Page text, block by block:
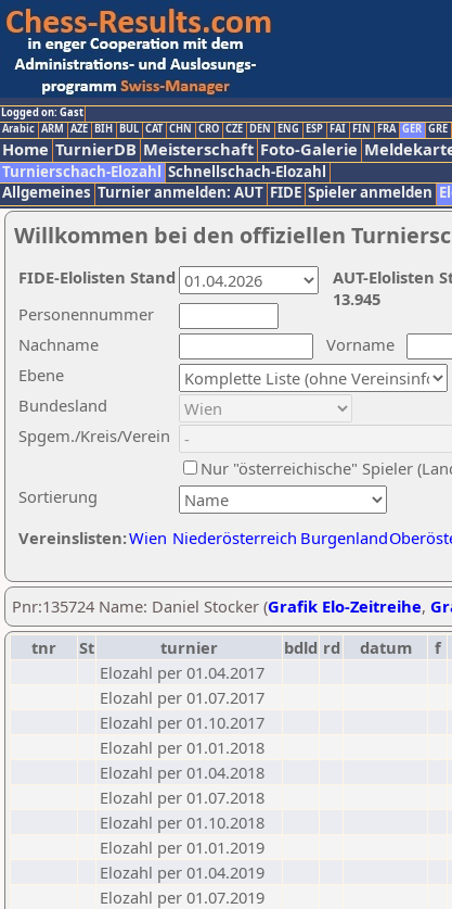
Logged on: Gast
Arabic ARM AZE BIH BUL CAT CHN CRO CZE DEN ENG ESP FAI FIN FRA GER GRE
Home TurnierDB Meisterschaft Foto-Galerie
Turnierschach-Elozahl Schnellschach-Elozahl
Allgemeines Turnier anmelden: AUT FIDE Spieler anmelden
Willkommen bei den offiziellen
Nachname
Vorname
Ebene
Sortierung
Personennummer
Bundesland
Spgem./Kreis/Verein
Nur "österreichische" Spieler
Vereinslisten:Wien Niederösterreich Burgenland
AUT-Elolisten
13.945
FIDE-Elolisten Stand
Pnr:135724 Name: Daniel Stocker (Grafik Elo-Zeitreihe,
tnr
St turnier bdld rd datum f
Elozahl per 01.04.2017
Elozahl per 01.07.2017
Elozahl per 01.10.2017
Elozahl per 01.01.2018
Elozahl per 01.04.2018
Elozahl per 01.07.2018
Elozahl per 01.10.2018
Elozahl per 01.01.2019
Elozahl per 01.04.2019
Elozahl per 01.07.2019